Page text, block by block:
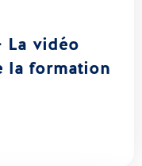
La vidéo
la formation